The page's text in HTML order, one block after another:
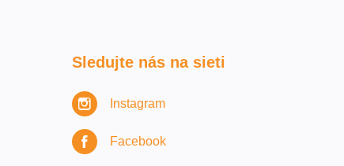
Sledujte nás na sieti
Instagram
Facebook